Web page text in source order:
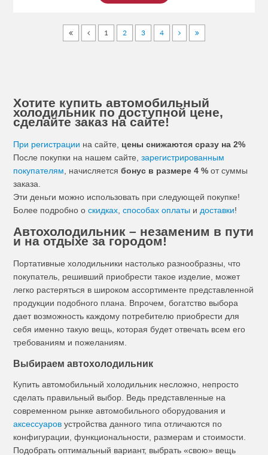
1 2 3 4
Хотите купить автомобильный
холодильник по доступной цене,
сделайте заказ на сайте!
При регистрации на сайте, цены снижаются сразу на 2%
После покупки на нашем сайте,зарегистрированным
покупателям , начисляетсябонус в размере 4 % от суммы
заказа.
Эти деньги можно использовать при следующей покупке!
Более подробно оскидках ,способах оплаты и доставки!
Автохолодильник – незаменим в пути
и на отдыхе за городом!
Портативные холодильники настолько разнообразны, что
покупатель, решивший приобрести такое изделие, может
легко растеряться в широком ассортименте представленной
продукции подобного плана. Впрочем, богатство выбора
дает возможность каждому потребителю приобрести для
себя именно такую вещь, которая будет отвечать всем его
требованиям и пожеланиям.
Выбираем автохолодильник
Купить автомобильный холодильник несложно, непросто
сделать правильный выбор. Ведь представленные на
современном рынке автомобильного оборудования и
аксессуаров устройства данного типа отличаются по
конфигурации, функциональности, размерам и стоимости.
Подобрать оптимальный вариант, выбрать «свою» вещь